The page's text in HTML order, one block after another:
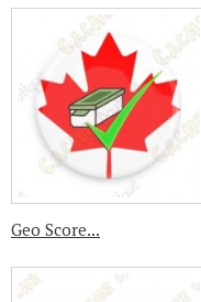
Geo Score...